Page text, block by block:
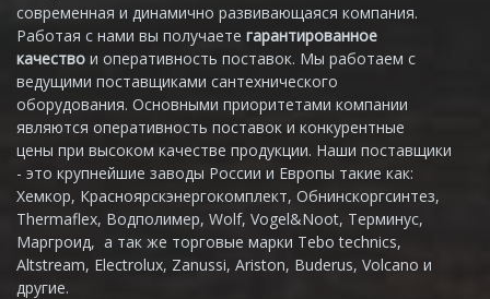
современная и динамично развивающаяся компания.
Работая с нами вы получаете гарантированное
качество и оперативность поставок. Мы работаем с
ведущими поставщиками сантехнического
оборудования. Основными приоритетами компании
являются оперативность поставок и конкурентные
цены при высоком качестве продукции. Наши поставщики
- это крупнейшие заводы России и Европы такие как:
Хемкор, Красноярскэнергокомплект, Обнинскоргсинтез,
Thermaflex, Водполимер, Wolf, Vogel&Noot, Терминус,
Маргроид, а так же торговые марки Tebo technics,
Altstream, Electrolux, Zanussi, Ariston, Buderus, Volcano и
другие.